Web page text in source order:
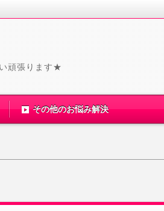
頑張ります★
その他のお悩み解決